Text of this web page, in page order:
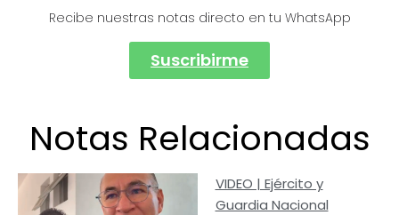
Recibe nuestras notas directo en tu WhatsApp
Suscribirme
Notas Relacionadas
VIDEO | Ejército y
Guardia Nacional